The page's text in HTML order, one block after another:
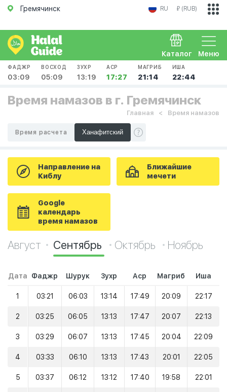
Гремячинск RU ₽ (RUB)
Меню
Каталог
ФАДЖР
03:09
ВОСХОД
05:09
ЗУХР
13:19
АСР
17:27
МАГРИБ
21:14
ИША
22:44
Время намазов в г. Гремячинск
Главная Время намазов
Время расчета
Направление на
Киблу
Ближайшие
мечети
Google
календарь
время намазов
Август Сентябрь Октябрь Ноябрь
Дата Фаджр Шурук Зухр Аср Магриб Иша
1 03:21 06:03 13:14 17:49 20:09 22:17
2 03:25 06:05 13:13 17:47 20:07 22:13
3 03:29 06:07 13:13 17:45 20:04 22:09
4 03:33 06:10 13:13 17:43 20:01 22:05
5 03:37 06:12 13:12 17:40 19:58 22:01